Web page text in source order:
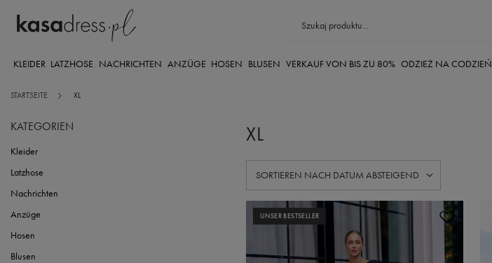
KLEIDER LATZHOSE NACHRICHTEN ANZÜGE HOSEN BLUSEN VERKAUF VON BIS ZU 80% ODZIEŻ NA CODZIEŃ
STARTSEITE XL
KATEGORIEN
Kleider
Latzhose
Nachrichten
Anzüge
Hosen
Blusen
XL
SORTIERUNG ÄNDERN
SORTIEREN NACH DATUM ABSTEIGEND
UNSER BESTSELLER